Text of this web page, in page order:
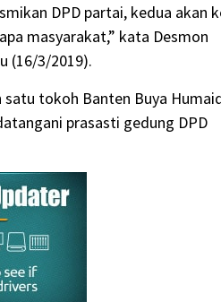
DPD partai, kedua akan
masyarakat,” kata Desmon
(16/3/2019).
tokoh Banten Buya
prasasti gedung DPD